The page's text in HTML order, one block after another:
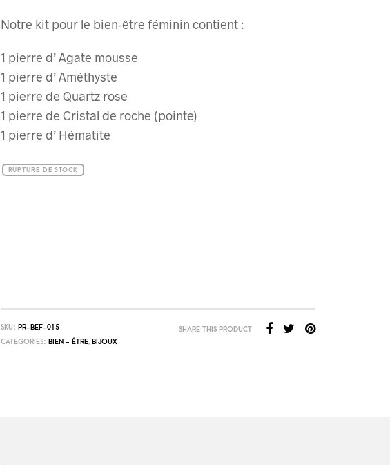
Notre kit pour le bien-être féminin contient :
1 pierre d’ Agate mousse
1 pierre d’ Améthyste
1 pierre de Quartz rose
1 pierre de Cristal de roche (pointe)
1 pierre d’ Hématite
RUPTURE DE STOCK
SKU: PR-BEF-015
CATEGORIES: BIEN - ÊTRE, BIJOUX
SHARE THIS PRODUCT